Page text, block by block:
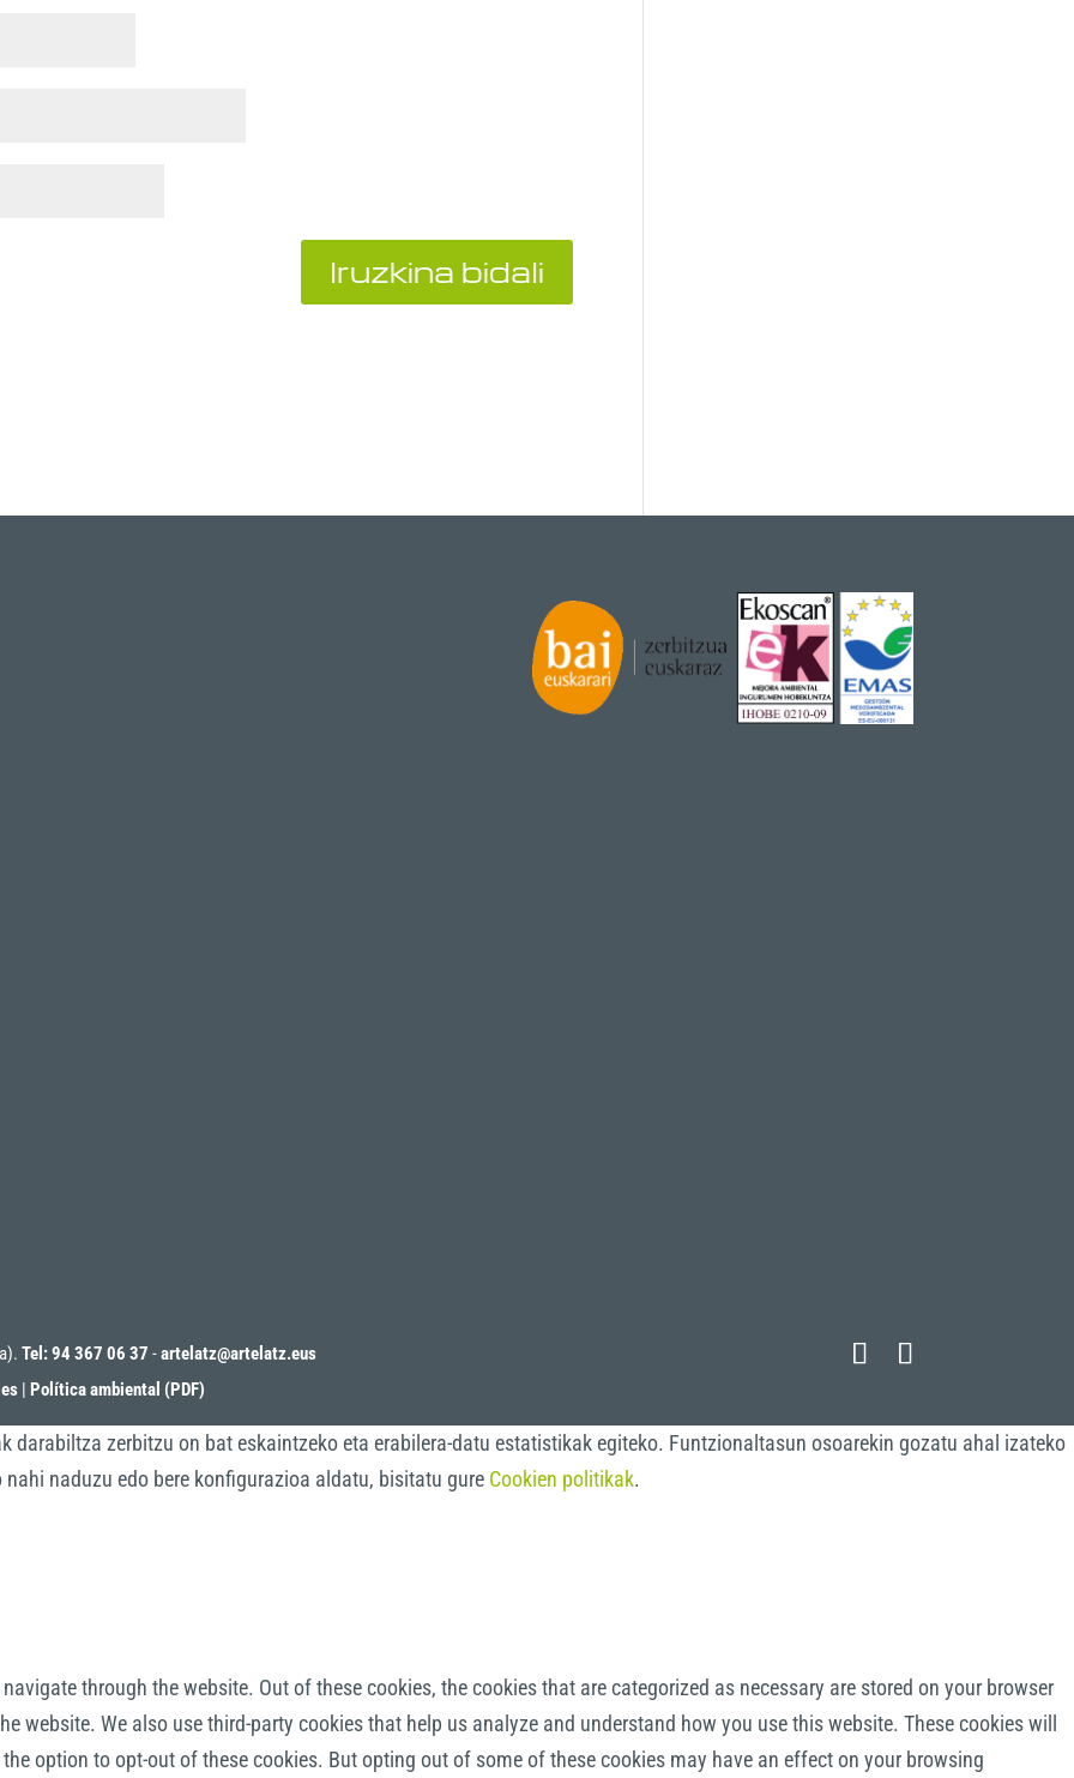
Tel: 94 367 06 37 -artelatz@artelatz.eus
Política ambiental (PDF)
darabiltza zerbitzu on bat eskaintzeko eta erabilera-datu estatistikak egiteko. Funtzionaltasun osoarekin gozatu ahal izateko
naduzu edo bere konfigurazioa aldatu, bisitatu gure Cookien politikak.
through the website. Out of these cookies, the cookies that are categorized as necessary are stored on your browser
We also use third-party cookies that help us analyze and understand how you use this website. These cookies will
option to opt-out of these cookies. But opting out of some of these cookies may have an effect on your browsing